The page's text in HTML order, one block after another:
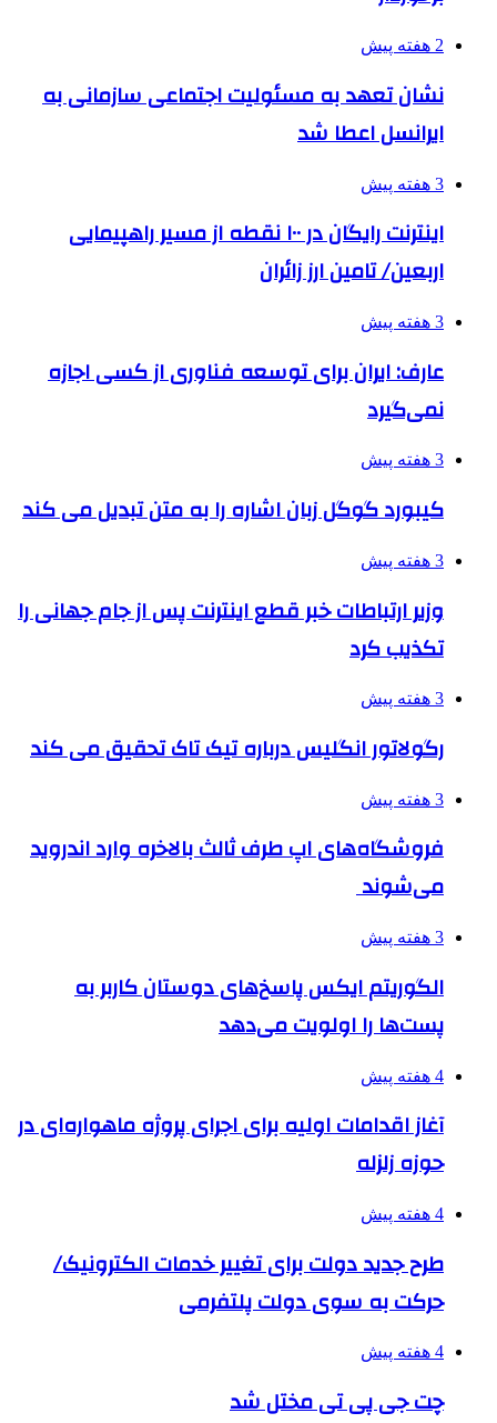
2 هفته پیش
نشان تعهد به مسئولیت اجتماعی سازمانی به
ایرانسل اعطا شد
3 هفته پیش
اینترنت رایگان در ۱۰۰ نقطه از مسیر راهپیمایی
اربعین/ تامین ارز زائران
3 هفته پیش
عارف: ایران برای توسعه فناوری از کسی اجازه
نمی‌گیرد
3 هفته پیش
کیبورد گوگل زبان اشاره را به متن تبدیل می کند
3 هفته پیش
وزیر ارتباطات خبر قطع اینترنت پس از جام جهانی را
تکذیب کرد
3 هفته پیش
رگولاتور انگلیس درباره تیک تاک تحقیق می کند
3 هفته پیش
فروشگاه‌های اپ طرف ثالث بالاخره وارد اندروید
می‌شوند
3 هفته پیش
الگوریتم ایکس پاسخ‌های دوستان کاربر به
پست‌ها را اولویت می‌دهد
4 هفته پیش
آغاز اقدامات اولیه برای اجرای پروژه ماهواره‌ای در
حوزه زلزله
4 هفته پیش
طرح جدید دولت برای تغییر خدمات الکترونیک/
حرکت به سوی دولت پلتفرمی
4 هفته پیش
چت جی پی تی مختل شد